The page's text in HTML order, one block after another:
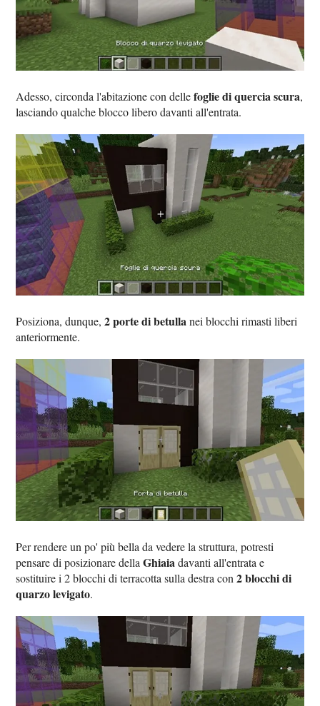
Adesso, circonda l'abitazione con dellefoglie di quercia scura,
lasciando qualche blocco libero davanti all'entrata.
Posiziona, dunque,2 porte di betullanei blocchi rimasti liberi
anteriormente.
Per rendere un po' più bella da vedere la struttura, potresti
pensare di posizionare dellaGhiaiadavanti all'entrata e
sostituire i 2 blocchi di terracotta sulla destra con2 blocchi di
quarzo levigato.